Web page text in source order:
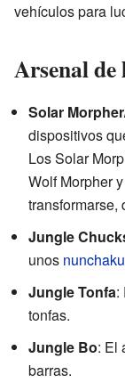
vehículos para
Arsenal de
Solar
dispositivos
Los Solar
Wolf Morpher
transformarse,
Jungle
unos
Jungle Tonfa:
tonfas.
Jungle Bo: El
barras.